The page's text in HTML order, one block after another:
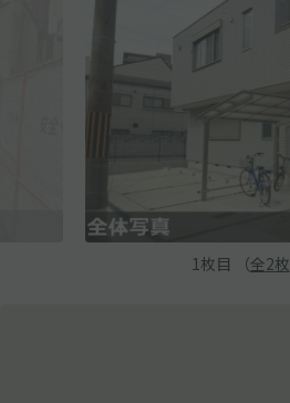
1 枚目 （全2枚